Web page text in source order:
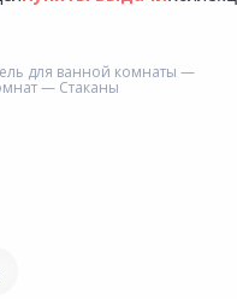
для ванной комнаты —
— Стаканы